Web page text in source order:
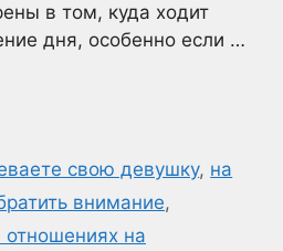
в том, куда ходит
дня, особенно если …
свою девушку, на
внимание,
на